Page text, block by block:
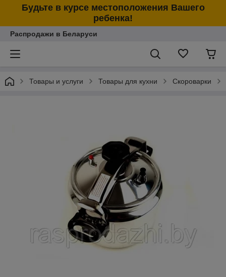
Будьте в курсе местоположения Вашего
ребенка!
Распродажи в Беларуси
Товары и услуги Товары для кухни Скороварки